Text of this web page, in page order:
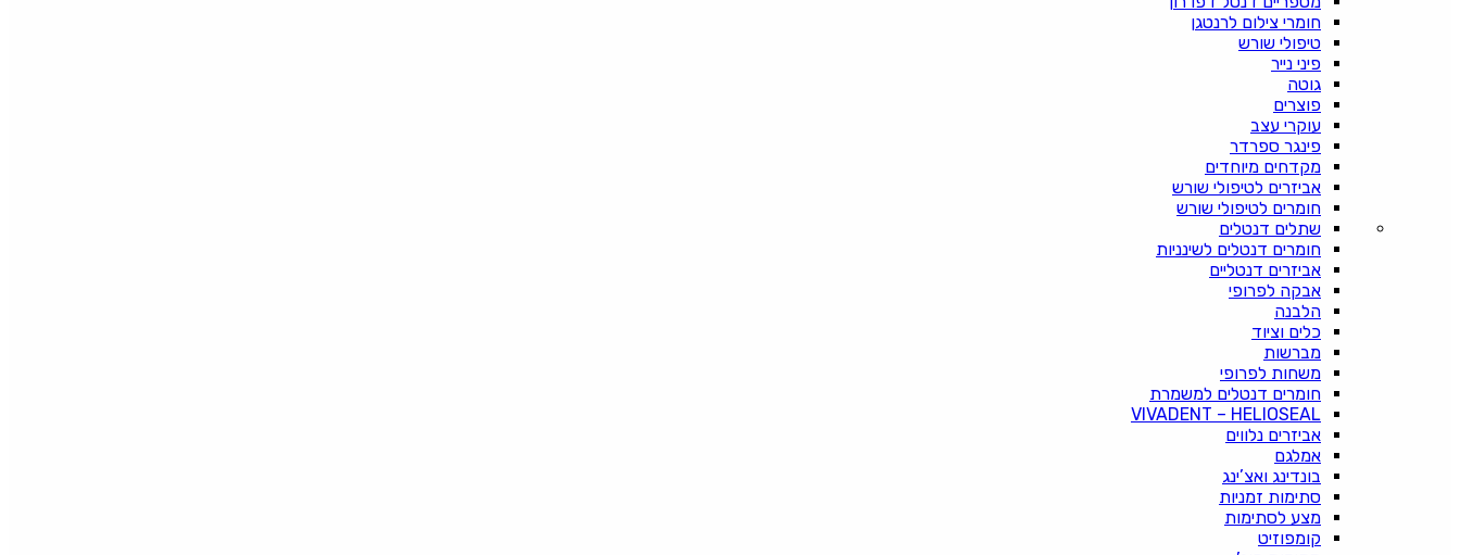
חומרי צילום לרנטגן
טיפולי שורש
פיני נייר
גוטה
פוצרים
עוקרי עצב
פינגר ספרדר
מקדחים מיוחדים
אביזרים לטיפולי שורש
חומרים לטיפולי שורש
שתלים דנטלים
חומרים דנטלים לשינניות
אביזרים דנטליים
אבקה לפרופי
הלבנה
כלים וציוד
מברשות
משחות לפרופי
חומרים דנטלים למשמרת
VIVADENT – HELIOSEAL
אביזרים נלווים
אמלגם
בונדינג ואצ’ינג
סתימות זמניות
מצע לסתימות
קומפוזיט